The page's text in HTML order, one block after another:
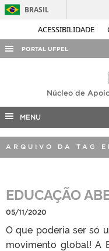
ACESSIBILIDADE
BRASIL
PORTAL UFPEL
AUDITORIA
COBALTO
CONCURSOS
EDITAIS
PORTARIAS
TELEFONES
Núcleo de
MENU
ARQUIVO DA TAG
EDUCAÇÃO
05/11/2020
O que poderia ser só
movimento global! A